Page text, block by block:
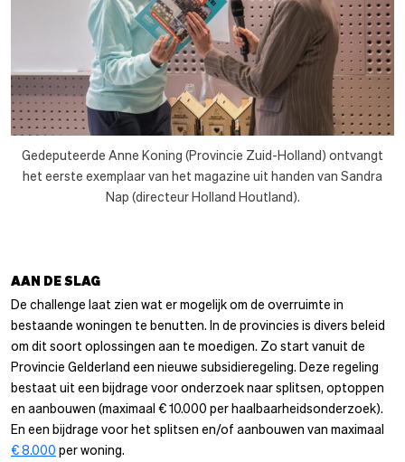
Gedeputeerde Anne Koning (Provincie Zuid-Holland) ontvangt
het eerste exemplaar van het magazine uit handen van Sandra
Nap (directeur Holland Houtland).
AAN DE SLAG
De challenge laat zien wat er mogelijk om de overruimte in
bestaande woningen te benutten. In de provincies is divers beleid
om dit soort oplossingen aan te moedigen. Zo start vanuit de
Provincie Gelderland een nieuwe subsidieregeling. Deze regeling
bestaat uit een bijdrage voor onderzoek naar splitsen, optoppen
en aanbouwen (maximaal € 10.000 per haalbaarheidsonderzoek).
En een bijdrage voor het splitsen en/of aanbouwen van maximaal
€ 8.000per woning.